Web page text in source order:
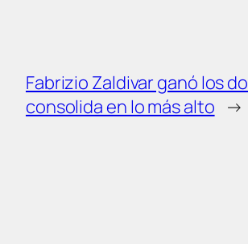
Fabrizio Zaldivar ganó los
consolida en lo más alto →